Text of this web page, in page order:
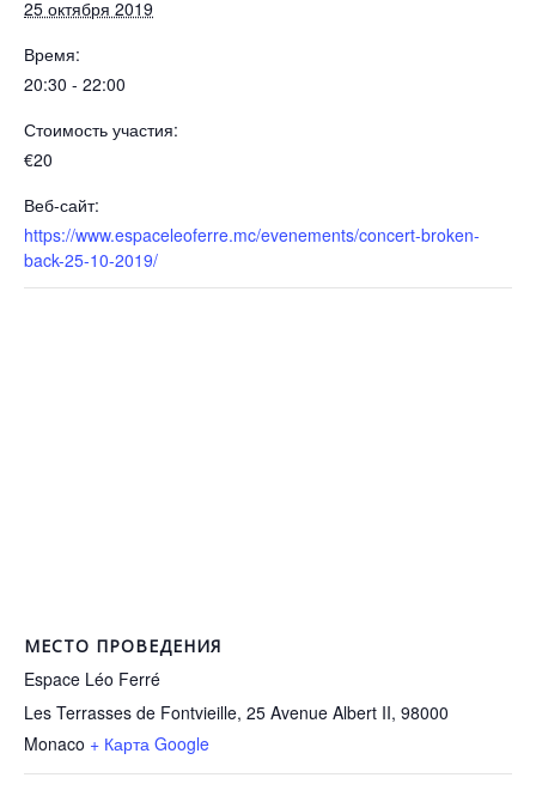
25 октября 2019
Время:
20:30 - 22:00
Стоимость участия:
€20
Веб-сайт:
https://www.espaceleoferre.mc/evenements/concert-broken-
back-25-10-2019/
МЕСТО ПРОВЕДЕНИЯ
Espace Léo Ferré
Les Terrasses de Fontvieille, 25 Avenue Albert II, 98000
Monaco + Карта Google